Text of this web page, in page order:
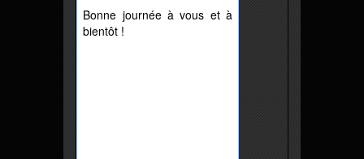
Bonne journée à vous et à
bientôt !